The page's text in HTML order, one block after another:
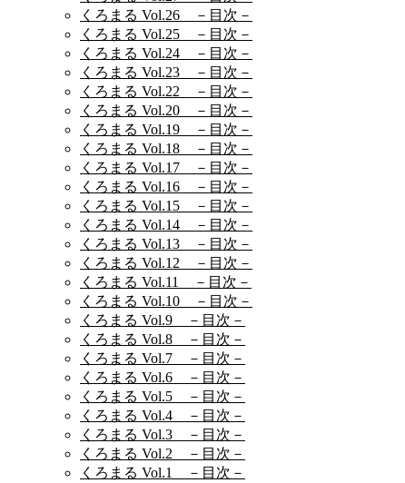
くろまる Vol.26 －目次－
くろまる Vol.25 －目次－
くろまる Vol.24 －目次－
くろまる Vol.23 －目次－
くろまる Vol.22 －目次－
くろまる Vol.20 －目次－
くろまる Vol.19 －目次－
くろまる Vol.18 －目次－
くろまる Vol.17 －目次－
くろまる Vol.16 －目次－
くろまる Vol.15 －目次－
くろまる Vol.14 －目次－
くろまる Vol.13 －目次－
くろまる Vol.12 －目次－
くろまる Vol.11 －目次－
くろまる Vol.10 －目次－
くろまる Vol.9 －目次－
くろまる Vol.8 －目次－
くろまる Vol.7 －目次－
くろまる Vol.6 －目次－
くろまる Vol.5 －目次－
くろまる Vol.4 －目次－
くろまる Vol.3 －目次－
くろまる Vol.2 －目次－
くろまる Vol.1 －目次－